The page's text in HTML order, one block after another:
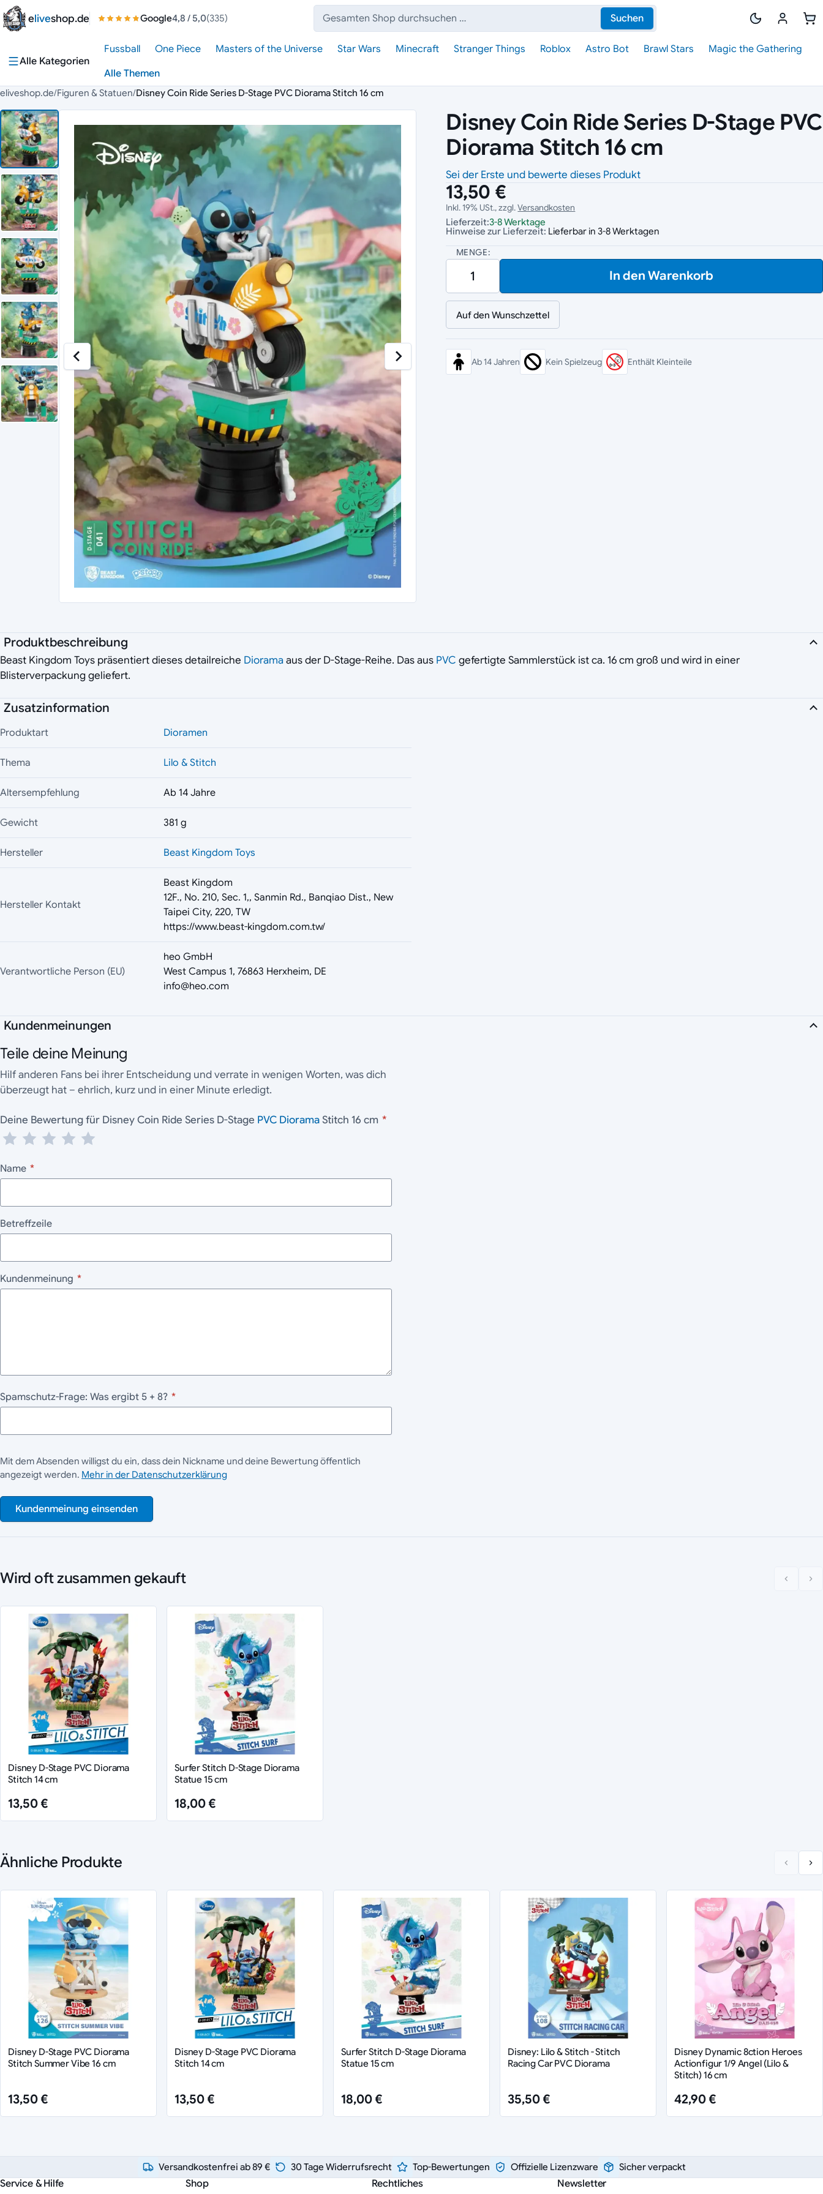
Zum Inhalt springen
eliveshop.de Google4,8 / 5,0(335)
Suche:
Suchen
Alle Kategorien
Fussball One Piece Masters of the Universe Star Wars Minecraft Stranger Things Roblox Astro Bot Brawl Stars
Magic the Gathering
Alle Themen
eliveshop.de/Figuren & Statuen/Disney Coin Ride Series D-Stage PVC Diorama Stitch 16 cm
Disney Coin Ride Series D-Stage PVC
Diorama Stitch 16 cm
Sei der Erste und bewerte dieses Produkt
13,50 €
Inkl. 19% USt., zzgl.Versandkosten
Lieferzeit:3-8 Werktage
Hinweise zur Lieferzeit: Lieferbar in 3-8 Werktagen
MENGE:
In den Warenkorb
Auf den Wunschzettel
Ab 14 Jahren Kein Spielzeug Enthält Kleinteile
Produktbeschreibung
Beast Kingdom Toys präsentiert dieses detailreiche Diorama aus der D-Stage-Reihe. Das aus PVC gefertigte Sammlerstück ist ca. 16 cm groß und wird in einer
Blisterverpackung geliefert.
Zusatzinformation
Produktart Dioramen
Thema Lilo & Stitch
Altersempfehlung Ab 14 Jahre
Gewicht 381 g
Hersteller Beast Kingdom Toys
Hersteller Kontakt
Beast Kingdom
12F., No. 210, Sec. 1,, Sanmin Rd., Banqiao Dist., New
Taipei City, 220, TW
https://www.beast-kingdom.com.tw/
Verantwortliche Person (EU)
heo GmbH
West Campus 1, 76863 Herxheim, DE
info@heo.com
Kundenmeinungen
Teile deine Meinung
Hilf anderen Fans bei ihrer Entscheidung und verrate in wenigen Worten, was dich
überzeugt hat – ehrlich, kurz und in einer Minute erledigt.
Deine Bewertung für Disney Coin Ride Series D-Stage PVC DioramaStitch 16 cm *
Name *
Betreffzeile
Kundenmeinung *
Spamschutz-Frage: Was ergibt 5 + 8? *
Mit dem Absenden willigst du ein, dass dein Nickname und deine Bewertung öffentlich
angezeigt werden. Mehr in der Datenschutzerklärung
Kundenmeinung einsenden
Wird oft zusammen gekauft
Disney D-Stage PVC Diorama
Stitch 14 cm
13,50 €
Surfer Stitch D-Stage Diorama
Statue 15 cm
18,00 €
Ähnliche Produkte
Disney D-Stage PVC Diorama
Stitch Summer Vibe 16 cm
13,50 €
Disney D-Stage PVC Diorama
Stitch 14 cm
13,50 €
Surfer Stitch D-Stage Diorama
Statue 15 cm
18,00 €
Disney: Lilo & Stitch - Stitch
Racing Car PVC Diorama
35,50 €
Disney Dynamic 8ction Heroes
Actionfigur 1/9 Angel (Lilo &
Stitch) 16 cm
42,90 €
Versandkostenfrei ab 89 € 30 Tage Widerrufsrecht Top-Bewertungen Offizielle Lizenzware Sicher verpackt
Service & Hilfe Shop Rechtliches Newsletter